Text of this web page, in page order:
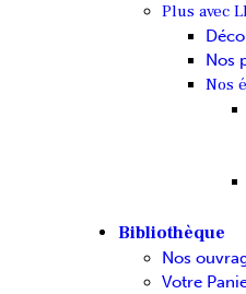
Plus avec
Nos
Nos
Bibliothèque
Nos
Votre